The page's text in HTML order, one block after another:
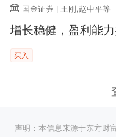
国金证券 | 王刚,赵中平等
增长稳健，盈利能
买入
声明：本信息来源于东方财